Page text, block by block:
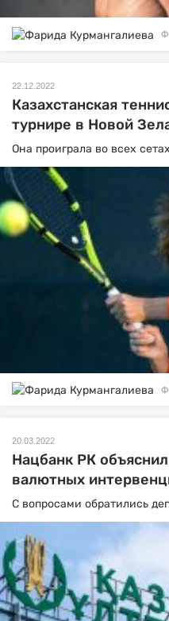
22.12.2022
Казахстанская
турнире в Новой
Она проиграла во всех
20.03.2022
Нацбанк РК
валютных
С вопросами обратились